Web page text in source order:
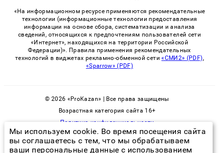
«На информационном ресурсе применяются рекомендательные
технологии (информационные технологии предоставления
информации на основе сбора, систематизации и анализа
сведений, относящихся к предпочтениям пользователей сети
«Интернет», находящихся на территории Российской
Федерации)». Правила применения рекомендательных
технологий в виджетах рекламно-обменной сети«СМИ2» (PDF),
«Sparrow» (PDF)
© 2026 «ProKazan» | Все права защищены
Возрастная категория сайта 16+
Политика конфиденциальности
всех ли кусают постельные клопы
Мы используем cookie. Во время посещения сайта
вы соглашаетесь с тем, что мы обрабатываем
ваши персональные данные с использованием